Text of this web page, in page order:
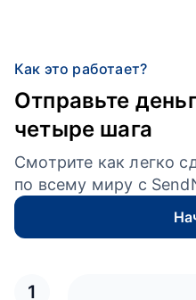
Как это работает?
Отправьте
четыре шага
Смотрите как легко
по всему миру с
1